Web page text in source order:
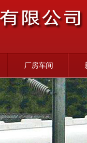
厂房车间